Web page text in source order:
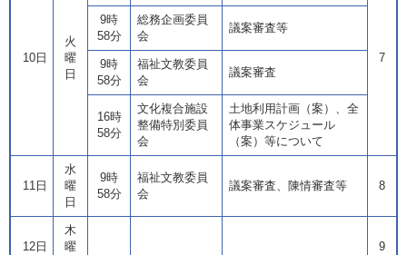
10日
火
曜
日
7
9時
58分
総務企画委員
会
議案審査等
9時
58分
福祉文教委員
会
議案審査
16時
58分
文化複合施設
整備特別委員
会
土地利用計画（案）、全
体事業スケジュール
（案）等について
11日
水
曜
日
9時
58分
福祉文教委員
会
議案審査、陳情審査等 8
12日
木
曜
9